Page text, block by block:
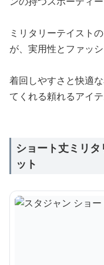
ミリタリーテイスト
が、実用性とファッ
着回しやすさと快適
てくれる頼れるアイテ
ショート丈ミリ
ット